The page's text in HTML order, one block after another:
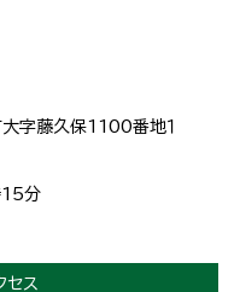
字藤久保1100番地１
15分
セス